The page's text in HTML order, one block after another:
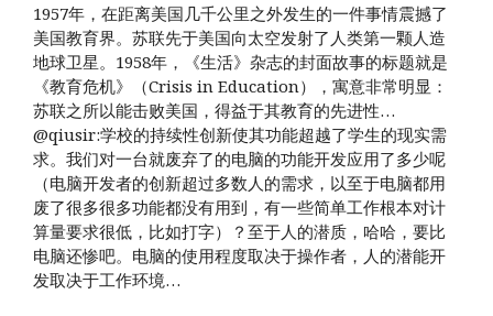
1957年，在距离美国几千公里之外发生的一件事情震撼了
美国教育界。苏联先于美国向太空发射了人类第一颗人造
地球卫星。1958年，《生活》杂志的封面故事的标题就是
《教育危机》（Crisis in Education），寓意非常明显：
苏联之所以能击败美国，得益于其教育的先进性…
@qiusir:学校的持续性创新使其功能超越了学生的现实需
求。我们对一台就废弃了的电脑的功能开发应用了多少呢
（电脑开发者的创新超过多数人的需求，以至于电脑都用
废了很多很多功能都没有用到，有一些简单工作根本对计
算量要求很低，比如打字）？至于人的潜质，哈哈，要比
电脑还惨吧。电脑的使用程度取决于操作者，人的潜能开
发取决于工作环境…